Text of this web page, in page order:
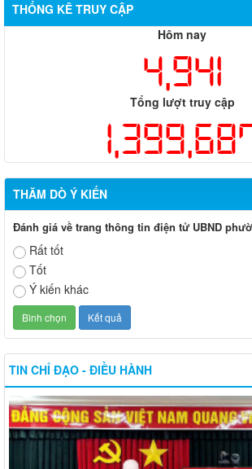
THỐNG KÊ TRUY CẬP
Hôm nay
4,941
Tổng lượt truy cập
THĂM DÒ Ý KIẾN
Đánh giá về trang thông tin điện tử UBND
Rất tốt
Tốt
Ý kiến khác
TIN CHỈ ĐẠO - ĐIỀU HÀNH